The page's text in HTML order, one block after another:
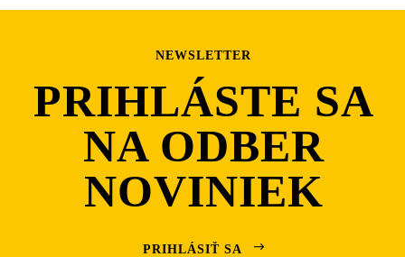
NEWSLETTER
PRIHLÁSTE SA
NA ODBER
NOVINIEK
PRIHLÁSIŤ SA